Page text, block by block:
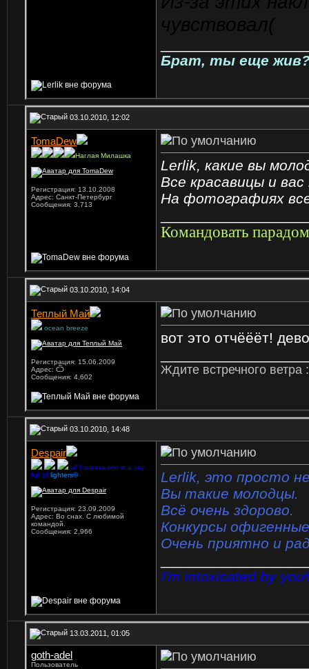
чувствовал(
Брат, ты еще
03.10.2010, 12:02
TomaDew
Наглая Милашка
Регистрация: 13.10.2008
Адрес: Санкт-Петербург
Сообщения: 3,713
Lerlik, какие вы
Все красавицы и
На фотографиях
Командовать
03.10.2010, 14:04
Теплый Май
ocean breeze
Регистрация: 15.06.2009
Адрес: Ѽ
Сообщения: 4,602
вот это отчёёёт!
Ждите встречного ветра
03.10.2010, 14:48
Despair
all I wanna see is a sky
full of lighters©
Регистрация: 23.09.2009
Адрес: Во снах. С любимой
командой.
Сообщения: 2,966
Lerlik, это просто
Вы такие молодцы.
Всё очень здорово.
Конкурсы
Очень приятно и
I'm intoxicated by
13.03.2011, 01:05
goth-adel
Пользователь